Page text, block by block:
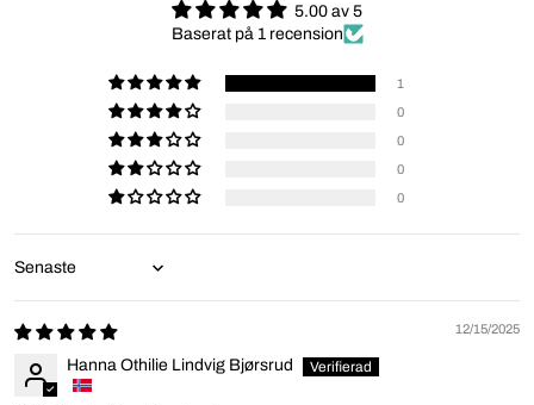
5.00 av 5
Baserat på 1 recension
1
0
0
0
0
Sort by
12/15/2025
Hanna Othilie Lindvig Bjørsrud